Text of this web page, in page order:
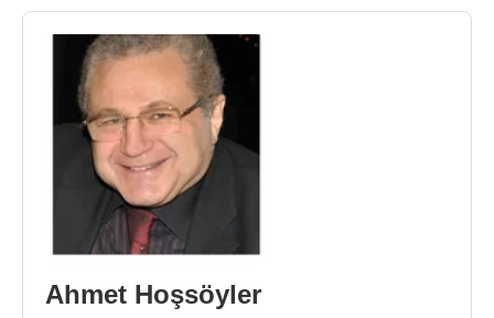
Ahmet Hoşsöyler